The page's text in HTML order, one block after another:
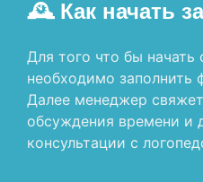
🕰 Как начать
Для того что бы начать
необходимо заполнить
Далее менеджер
обсуждения времени и
консультации с